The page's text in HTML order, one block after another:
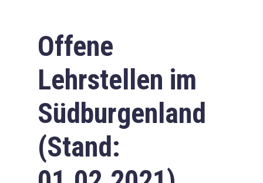
Offene
Lehrstellen im
Südburgenland
(Stand: